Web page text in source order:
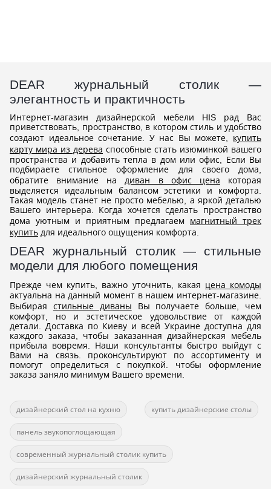
DEAR журнальный столик —
элегантность и практичность
Интернет-магазин дизайнерской мебели HIS рад Вас
приветствовать, пространство, в котором стиль и удобство
создают идеальное сочетание. У нас Вы можете, купить
карту мира из дерева способные стать изюминкой вашего
пространства и добавить тепла в дом или офис, Если Вы
подбираете стильное оформление для своего дома,
обратите внимание надиван в офис цена которая
выделяется идеальным балансом эстетики и комфорта.
Такая модель станет не просто мебелью, а яркой деталью
Вашего интерьера. Когда хочется сделать пространство
дома уютным и приятным предлагаем магнитный трек
купить для идеального ощущения комфорта.
DEAR журнальный столик — стильные
модели для любого помещения
Прежде чем купить, важно уточнить, какая цена комоды
актуальна на данный момент в нашем интернет-магазине.
Выбирая стильные диваны Вы получаете больше, чем
комфорт, но и эстетическое удовольствие от каждой
детали. Доставка по Киеву и всей Украине доступна для
каждого заказа, чтобы заказанная дизайнерская мебель
прибыла вовремя. Наши консультанты быстро выйдут с
Вами на связь. проконсультируют по ассортименту и
помогут определиться с покупкой. чтобы оформление
заказа заняло минимум Вашего времени.
дизайнерский стол на кухню купить дизайнерские столы
панель звукопоглощающая
современный журнальный столик купить
дизайнерский журнальный столик